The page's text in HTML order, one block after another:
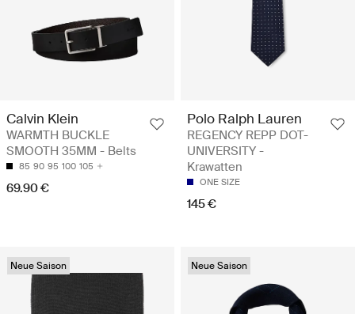
Calvin Klein
WARMTH BUCKLE
SMOOTH 35MM - Belts
85 90 95 100 105
69.90 €
Polo Ralph Lauren
REGENCY REPP DOT-
UNIVERSITY -
Krawatten
ONE SIZE
145 €
Neue Saison Neue Saison